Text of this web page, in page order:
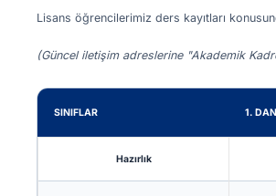
Lisans öğrencilerimiz ders kayıtları
(Güncel iletişim adreslerine "Akademik
SINIFLAR 1.
Hazırlık